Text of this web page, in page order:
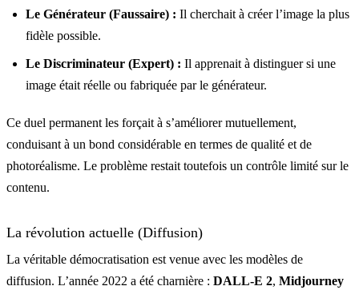
Le Générateur (Faussaire) : Il cherchait à créer l’image la plus
fidèle possible.
Le Discriminateur (Expert) : Il apprenait à distinguer si une
image était réelle ou fabriquée par le générateur.
Ce duel permanent les forçait à s’améliorer mutuellement,
conduisant à un bond considérable en termes de qualité et de
photoréalisme. Le problème restait toutefois un contrôle limité sur le
contenu.
La révolution actuelle (Diffusion)
La véritable démocratisation est venue avec les modèles de
diffusion. L’année 2022 a été charnière : DALL-E 2, Midjourney